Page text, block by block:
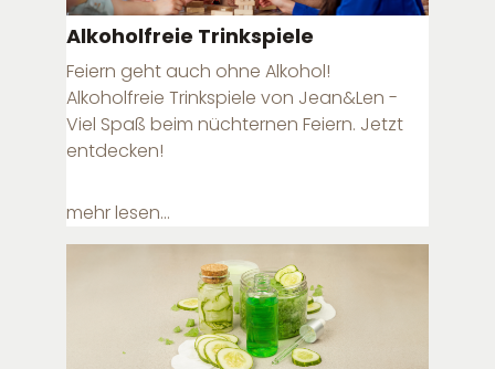
Alkoholfreie Trinkspiele
Feiern geht auch ohne Alkohol!
Alkoholfreie Trinkspiele von Jean&Len -
Viel Spaß beim nüchternen Feiern. Jetzt
entdecken!
mehr lesen...